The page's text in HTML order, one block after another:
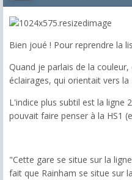
Bien joué ! Pour reprendre la
Quand je parlais de la
éclairages, qui orientait vers la
L'indice plus subtil est la ligne
pouvait faire penser à la HS1
"Cette gare se situe sur la
fait que Rainham se situe sur